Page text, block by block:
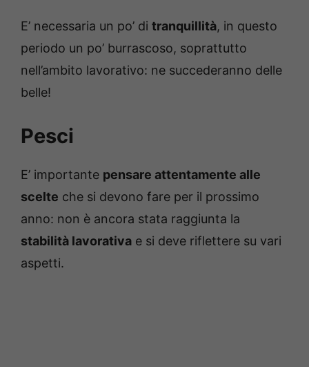
E’ necessaria un po’ di tranquillità, in questo
periodo un po’ burrascoso, soprattutto
nell’ambito lavorativo: ne succederanno delle
belle!
Pesci
E’ importante pensare attentamente alle
scelte che si devono fare per il prossimo
anno: non è ancora stata raggiunta la
stabilità lavorativa e si deve riflettere su vari
aspetti.